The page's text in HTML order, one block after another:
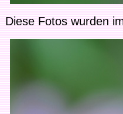
Diese Fotos wurden